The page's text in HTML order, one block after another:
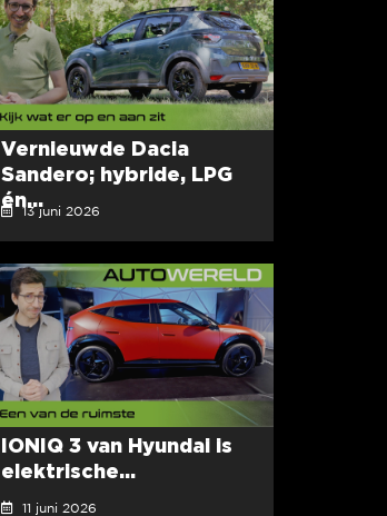
Vernieuwde Dacia
Sandero; hybride, LPG
én...
13 juni 2026
IONIQ 3 van Hyundai is
elektrische...
11 juni 2026